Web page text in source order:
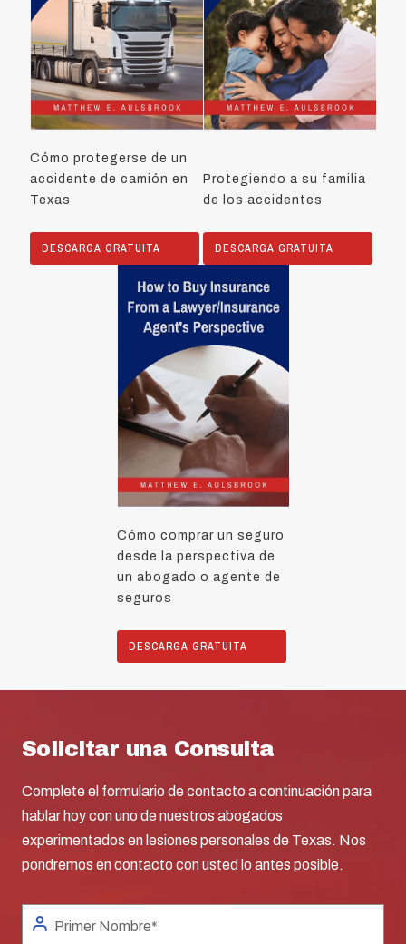
Cómo protegerse de un
accidente de camión en
Texas
DESCARGA GRATUITA
Protegiendo a su familia
de los accidentes
DESCARGA GRATUITA
Cómo comprar un seguro
desde la perspectiva de
un abogado o agente de
seguros
DESCARGA GRATUITA
Solicitar una Consulta
Complete el formulario de contacto a continuación para
hablar hoy con uno de nuestros abogados
experimentados en lesiones personales de Texas. Nos
pondremos en contacto con usted lo antes posible.